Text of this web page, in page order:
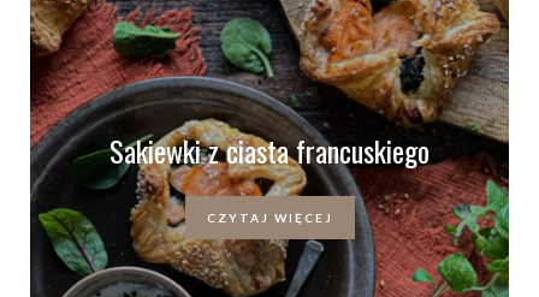
Sakiewki z ciasta francuskiego
CZYTAJ WIĘCEJ